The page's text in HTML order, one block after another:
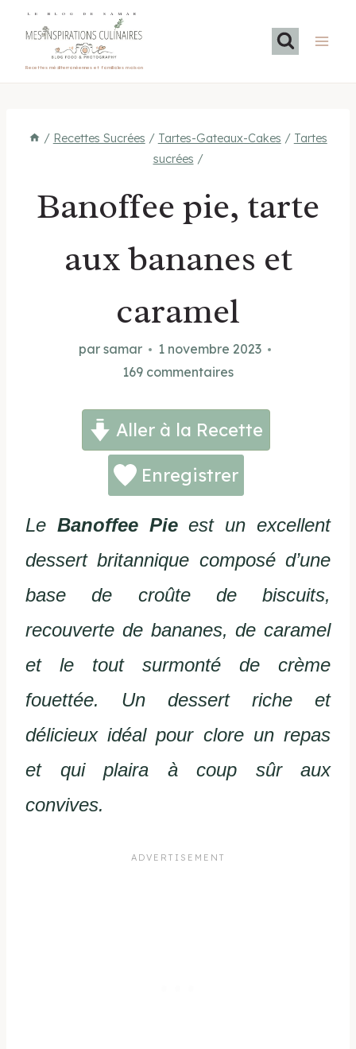
LE BLOG DE SAMAR
Recettes méditerranéennes et familiales maison
/ Recettes Sucrées / Tartes-Gateaux-Cakes / Tartes
sucrées /
Banoffee pie, tarte
aux bananes et
caramel
par samar
1 novembre 2023
169 commentaires
Aller à la Recette
Enregistrer
Le Banoffee Pieest un excellent
dessert britannique composé d’une
base de croûte de biscuits,
recouverte de bananes, de caramel
et le tout surmonté de crème
fouettée. Un dessert riche et
délicieux idéal pour clore un repas
et qui plaira à coup sûr aux
convives.